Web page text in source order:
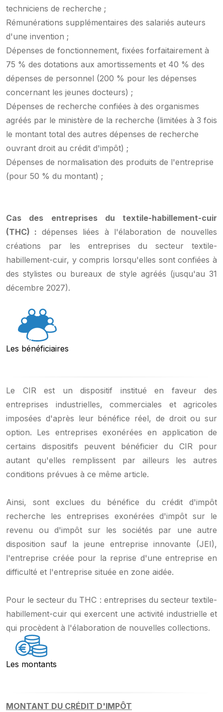
techniciens de recherche ;
Rémunérations supplémentaires des salariés auteurs
d'une invention ;
Dépenses de fonctionnement, fixées forfaitairement à
75 % des dotations aux amortissements et 40 % des
dépenses de personnel (200 % pour les dépenses
concernant les jeunes docteurs) ;
Dépenses de recherche confiées à des organismes
agréés par le ministère de la recherche (limitées à 3 fois
le montant total des autres dépenses de recherche
ouvrant droit au crédit d'impôt) ;
Dépenses de normalisation des produits de l'entreprise
(pour 50 % du montant) ;
Cas des entreprises du textile-habillement-cuir
(THC) : dépenses liées à l'élaboration de nouvelles
créations par les entreprises du secteur textile-
habillement-cuir, y compris lorsqu'elles sont confiées à
des stylistes ou bureaux de style agréés (jusqu'au 31
décembre 2027).
Les bénéficiaires
Le CIR est un dispositif institué en faveur des
entreprises industrielles, commerciales et agricoles
imposées d'après leur bénéfice réel, de droit ou sur
option. Les entreprises exonérées en application de
certains dispositifs peuvent bénéficier du CIR pour
autant qu'elles remplissent par ailleurs les autres
conditions prévues à ce même article.
Ainsi, sont exclues du bénéfice du crédit d'impôt
recherche les entreprises exonérées d'impôt sur le
revenu ou d'impôt sur les sociétés par une autre
disposition sauf la jeune entreprise innovante (JEI),
l'entreprise créée pour la reprise d'une entreprise en
difficulté et l'entreprise située en zone aidée.
Pour le secteur du THC : entreprises du secteur textile-
habillement-cuir qui exercent une activité industrielle et
qui procèdent à l'élaboration de nouvelles collections.
Les montants
MONTANT DU CRÉDIT D'IMPÔT